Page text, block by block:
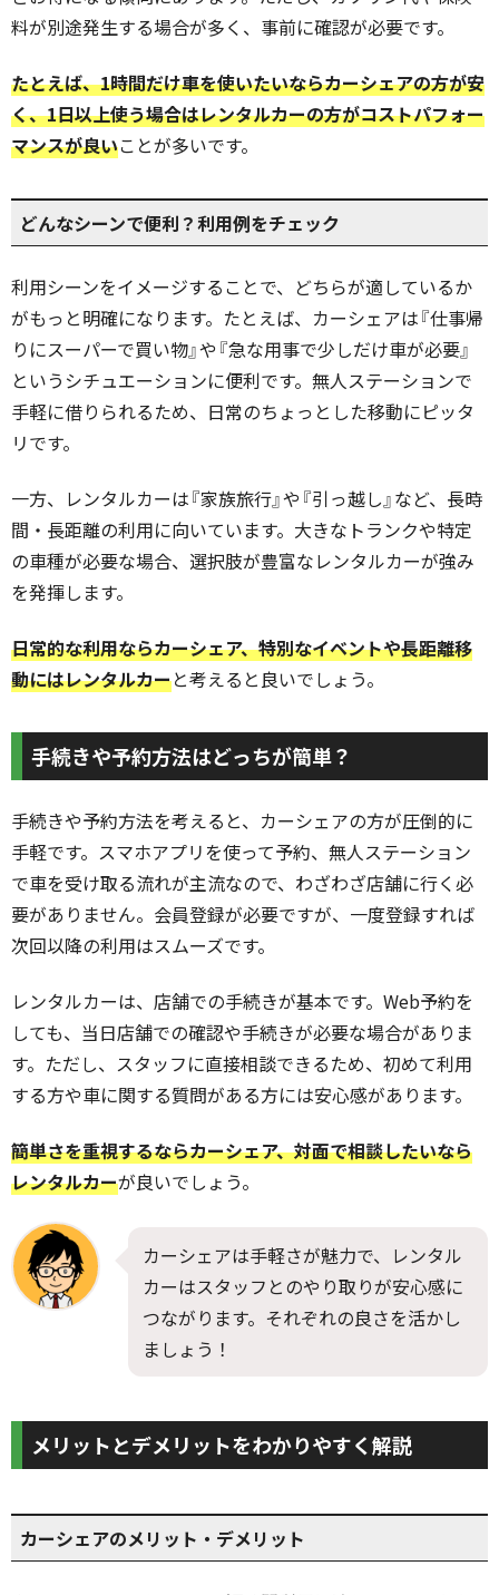
料が別途発生する場合が多く、事前に確認が必要です。
たとえば、1時間だけ車を使いたいならカーシェアの方が安
く、1日以上使う場合はレンタルカーの方がコストパフォー
マンスが良いことが多いです。
どんなシーンで便利？利用例をチェック
利用シーンをイメージすることで、どちらが適しているか
がもっと明確になります。たとえば、カーシェアは『仕事帰
りにスーパーで買い物』や『急な用事で少しだけ車が必要』
というシチュエーションに便利です。無人ステーションで
手軽に借りられるため、日常のちょっとした移動にピッタ
リです。
一方、レンタルカーは『家族旅行』や『引っ越し』など、長時
間・長距離の利用に向いています。大きなトランクや特定
の車種が必要な場合、選択肢が豊富なレンタルカーが強み
を発揮します。
日常的な利用ならカーシェア、特別なイベントや長距離移
動にはレンタルカーと考えると良いでしょう。
手続きや予約方法はどっちが簡単？
手続きや予約方法を考えると、カーシェアの方が圧倒的に
手軽です。スマホアプリを使って予約、無人ステーション
で車を受け取る流れが主流なので、わざわざ店舗に行く必
要がありません。会員登録が必要ですが、一度登録すれば
次回以降の利用はスムーズです。
レンタルカーは、店舗での手続きが基本です。Web予約を
しても、当日店舗での確認や手続きが必要な場合がありま
す。ただし、スタッフに直接相談できるため、初めて利用
する方や車に関する質問がある方には安心感があります。
簡単さを重視するならカーシェア、対面で相談したいなら
レンタルカーが良いでしょう。
カーシェアは手軽さが魅力で、レンタル
カーはスタッフとのやり取りが安心感に
つながります。それぞれの良さを活かし
ましょう！
メリットとデメリットをわかりやすく解説
カーシェアのメリット・デメリット